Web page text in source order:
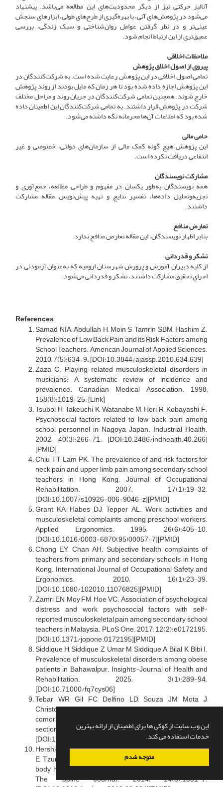
این وب سایت از کوکی ها برای اطمینان از ارائه بهترین
خدمات استفاده می کند.
متوجه شدم
آنالیز حرکتی نیز از دیگر محدودیت‌های این مطالعه می‌باشد. پیشنهاد
می‌شود در پژوهش‌های آتی، با بهره‌گیری از طرح‌های طولی، ابزارهای سنجش
عینی‌تر و در نظر گرفتن عوامل روان‌شناختی و سبک زندگی، بررسی
عمیق‌تری از این ارتباط انجام شود.
ملاحظات اخلاقی
پیروی از اصول اخلاق پژوهش
تمامی اصول اخلاقی در این پژوهش رعایت شده است. به شرکت‌کنندگان در
این پژوهش اجازه داده شده بود تا هر زمان که مایل بودند از روند پژوهش
خارج شوند. همچنین تمامی شرکت‌کنندگان در جریان روند و مراحل مختلف
شرکت در پژوهش قرار داشتند. به تمامی شرکت‌کنندگان این اطمینان داده
شده بود که اطلاعات آن‌ها محرمانه نگه داشته می‌شود.
حامی مالی
این پژوهش هیچ گونه کمک مالی از سازمان‌های دولتی، خصوصی و غیر
انتفاعی دریافت نکرده است.
مشارکت نویسندگان
همه نویسندگان به‌طور یکسان در مفهوم و طراحی مطالعه، جمع‌آوری و
تجزیه‌وتحلیل داده‌ها، تفسیر نتایج و تهیه پیش‌نویس مقاله مشارکت
داشتند.
تعارض منافع
بنابر اظهار نویسندگان، این مقاله تعارض منافع ندارد.
تشکر و قدردانی
از کلیه دبیران آموزش و پرورش شهرستان ارومیه که به‌عنوان آزمودنی در
اجرای تحقیق مشارکت داشتند، تشکر و قدردانی می‌شود.
References
Samad NIA, Abdullah H, Moin S, Tamrin SBM, Hashim Z.
Prevalence of Low Back Pain and its Risk Factors among
School Teachers. American Journal of Applied Sciences.
2010; 7(5):634-9. [DOI:10.3844/ajassp.2010.634.639]
Zaza C. Playing-related musculoskeletal disorders in
musicians: A systematic review of incidence and
prevalence. Canadian Medical Association. 1998;
158(8):1019-25. [Link]
Tsuboi H, Takeuchi K, Watanabe M, Hori R, Kobayashi F.
Psychosocial factors related to low back pain among
school personnel in Nagoya, Japan. Industrial Health.
2002; 40(3):266-71. [DOI:10.2486/indhealth.40.266]
[PMID]
Chiu TT, Lam PK. The prevalence of and risk factors for
neck pain and upper limb pain among secondary school
teachers in Hong Kong. Journal of Occupational
Rehabilitation. 2007; 17(1):19-32.
[DOI:10.1007/s10926-006-9046-z][PMID]
Grant KA, Habes DJ, Tepper AL. Work activities and
musculoskeletal complaints among preschool workers.
Applied Ergonomics. 1995; 26(6):405-10.
[DOI:10.1016/0003-6870(95)00057-7][PMID]
Chong EY, Chan AH. Subjective health complaints of
teachers from primary and secondary schools in Hong
Kong. International Journal of Occupational Safety and
Ergonomics. 2010; 16(1):23-39.
[DOI:10.1080/102010.11076825][PMID]
Zamri EN, Moy FM, Hoe VC. Association of psychological
distress and work psychosocial factors with self-
reported musculoskeletal pain among secondary school
teachers in Malaysia. PLoS One. 2017; 12(2):e0172195.
[DOI:10.1371/jopone.0172195][PMID]
Siddique H, Siddique Z, Umar M, Siddique A, Bilal K, Bibi I.
Prevalence of musculoskeletal disorders among obese
patients in Bahawalpur. Insights-Journal of Health and
Rehabilitation. 2025; 3(1):289-94.
[DOI:10.71000/fq7cys06]
Tebar WR, Gil FC, Delfino LD, Souza JM, Mota J,
Christofaro DG. Relationship of obesity with lifestyle and
comorbidities in public school teachers-a cross-
sectional study. Obesities. 2022; 2(1):52-63.
[DOI:10.3390/obesities2010006]
Hershkovich O, Friedlander A, Gordon B, Arzi H, Derazne
E, Tzur D, et al. Association between body mass index,
body height, and the prevalence of spinal deformities.
The Spine Journal. 2014; 14(8):1581-7.